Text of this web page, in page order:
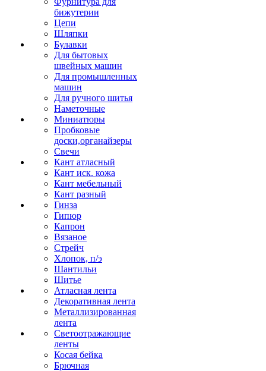
бижутерии
Цепи
Шляпки
Булавки
Для бытовых
швейных машин
Для промышленных
машин
Для ручного шитья
Наметочные
Миниатюры
Пробковые
доски,органайзеры
Свечи
Кант атласный
Кант иск. кожа
Кант мебельный
Кант разный
Гинза
Гипюр
Капрон
Вязаное
Стрейч
Хлопок, п/э
Шантильи
Шитье
Атласная лента
Декоративная лента
Металлизированная
лента
Светоотражающие
ленты
Косая бейка
Брючная